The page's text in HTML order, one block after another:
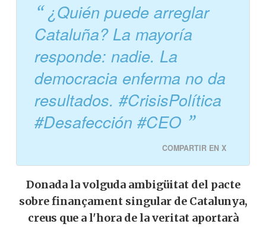
¿Quién puede arreglar
Cataluña? La mayoría
responde: nadie. La
democracia enferma no da
resultados. #CrisisPolítica
#Desafección #CEO
COMPARTIR EN X
Donada la volguda ambigüitat del pacte
sobre finançament singular de Catalunya,
creus que a l'hora de la veritat aportarà